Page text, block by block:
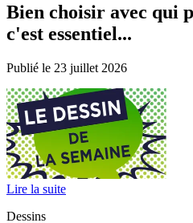
Bien choisir avec qui
c'est essentiel...
Publié le 23 juillet 2026
Lire la suite
Dessins